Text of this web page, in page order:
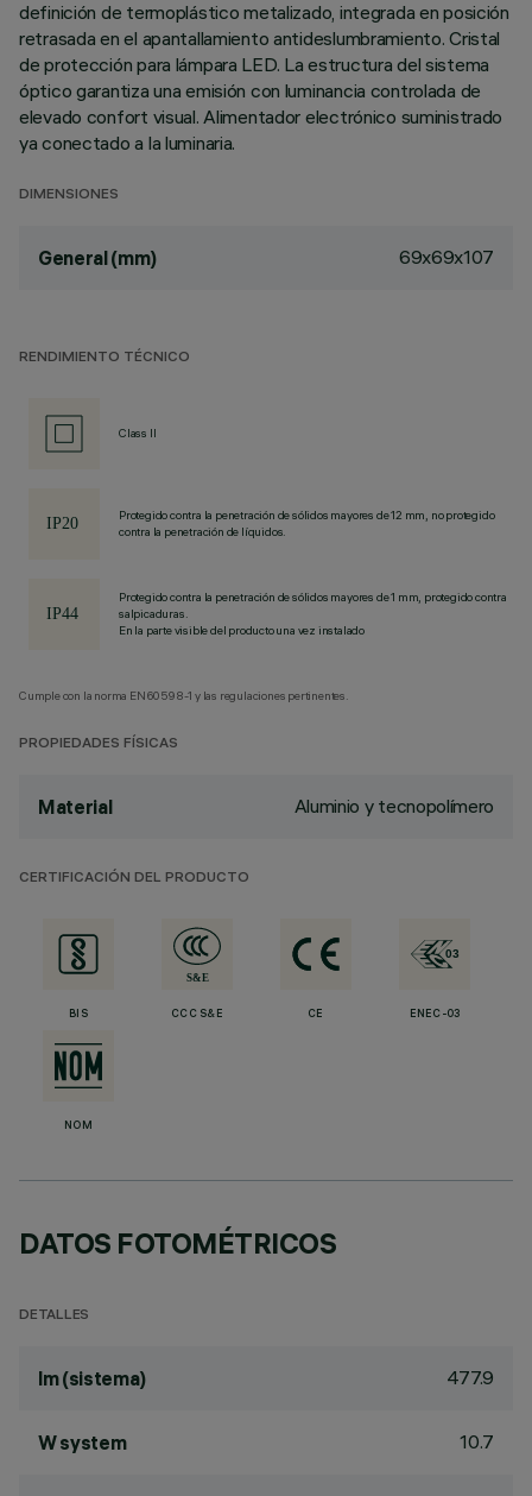
definición de termoplástico metalizado, integrada en posición
retrasada en el apantallamiento antideslumbramiento. Cristal
de protección para lámpara LED. La estructura del sistema
óptico garantiza una emisión con luminancia controlada de
elevado confort visual. Alimentador electrónico suministrado
ya conectado a la luminaria.
DIMENSIONES
General (mm) 69x69x107
RENDIMIENTO TÉCNICO
Class II
Protegido contra la penetración de sólidos mayores de 12 mm, no protegido
contra la penetración de líquidos.
Protegido contra la penetración de sólidos mayores de 1 mm, protegido contra
salpicaduras.
En la parte visible del producto una vez instalado
Cumple con la norma EN60598-1 y las regulaciones pertinentes.
PROPIEDADES FÍSICAS
Material Aluminio y tecnopolímero
CERTIFICACIÓN DEL PRODUCTO
BIS CCC S&E CE ENEC-03
NOM
DATOS FOTOMÉTRICOS
DETALLES
lm (sistema) 477.9
W system 10.7